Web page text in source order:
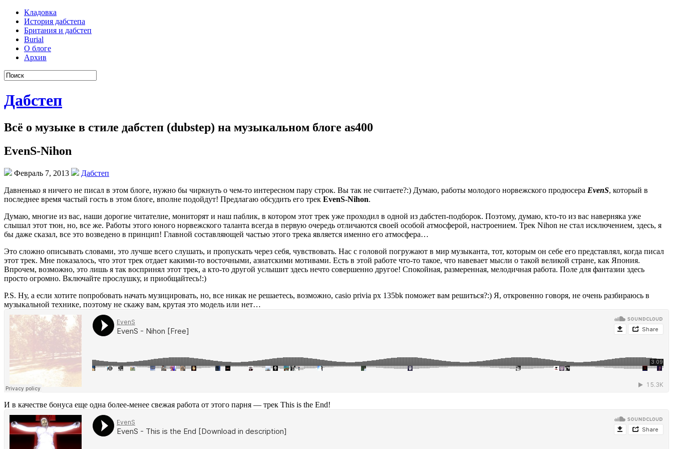
Кладовка
История дабстепа
Британия и дабстеп
Burial
О блоге
Архив
Дабстеп
Всё о музыке в стиле дабстеп (dubstep) на музыкальном блоге as400
EvenS-Nihon
Февраль 7, 2013
Дабстеп
Давненько я ничего не писал в этом блоге, нужно бы чиркнуть о чем-то интересном пару строк. Вы так не считаете?:) Думаю, работы молодого норвежского продюсера EvenS, который в
последнее время частый гость в этом блоге, вполне подойдут! Предлагаю обсудить его трек EvenS-Nihon.
Думаю, многие из вас, наши дорогие читателие, мониторят и наш паблик, в котором этот трек уже проходил в одной из дабстеп-подборок. Поэтому, думаю, кто-то из вас наверняка уже
слышал этот тюн, но, все же. Работы этого юного норвежского таланта всегда в первую очередь отличаются своей особой атмосферой, настроением. Трек Nihon не стал исключением, здесь, я
бы даже сказал, все это возведено в принцип! Главной составляющей частью этого трека является именно его атмосфера…
Это сложно описывать словами, это лучше всего слушать, и пропускать через себя, чувствовать. Нас с головой погружают в мир музыканта, тот, которым он себе его представлял, когда писал
этот трек. Мне показалось, что этот трек отдает какими-то восточными, азиатскими мотивами. Есть в этой работе что-то такое, что навевает мысли о такой великой стране, как Япония.
Впрочем, возможно, это лишь я так воспринял этот трек, а кто-то другой услышит здесь нечто совершенно другое! Спокойная, размеренная, мелодичная работа. Поле для фантазии здесь
просто огромно. Включайте прослушку, и приобщайтесь!:)
P.S. Ну, а если хотите попробовать начать музицировать, но, все никак не решаетесь, возможно, casio privia px 135bk поможет вам решиться?:) Я, откровенно говоря, не очень разбираюсь в
музыкальной технике, поэтому не скажу вам, крутая это модель или нет…
И в качестве бонуса еще одна более-менее свежая работа от этого парня — трек This is the End!